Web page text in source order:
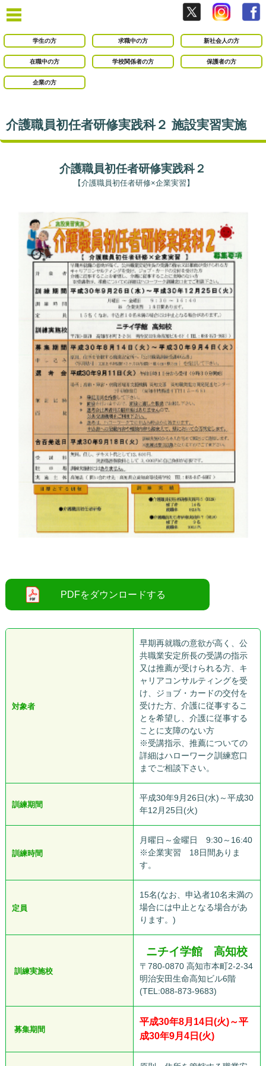
学生の方 求職中の方 新社会人の方
在職中の方 学校関係者の方 保護者の方
企業の方
介護職員初任者研修実践科２ 施設実習実施
介護職員初任者研修実践科２
【介護職員初任者研修×企業実習】
対象者
早期再就職の意欲が高く、公
共職業安定所長の受講の指示
又は推薦が受けられる方、キ
ャリアコンサルティングを受
け、ジョブ・カードの交付を
受けた方、介護に従事するこ
とを希望し、介護に従事する
ことに支障のない方
※受講指示、推薦についての
詳細はハローワーク訓練窓口
までご相談下さい。
訓練期間
平成30年9月26日(水)～平成30
年12月25日(火)
訓練時間
月曜日～金曜日 9:30～16:40
※企業実習 18日間ありま
す。
定員
15名(なお、申込者10名未満の
場合には中止となる場合があ
ります。)
訓練実施校
ニチイ学館 高知校
〒780-0870 高知市本町2-2-34
明治安田生命高知ビル6階
(TEL:088-873-9683)
募集期間
平成30年8月14日(火)～平
成30年9月4日(火)